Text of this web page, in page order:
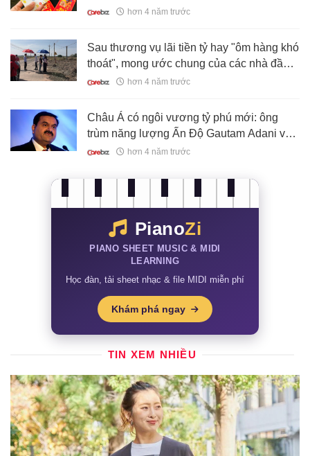
hơn 4 năm trước
Sau thương vụ lãi tiền tỷ hay "ôm hàng khó
thoát", mong ước chung của các nhà đầu
tư đầu năm: "Thị trường 2022 sẽ luôn tốt"
hơn 4 năm trước
Châu Á có ngôi vương tỷ phú mới: ông
trùm năng lượng Ấn Độ Gautam Adani với
tài sản hơn 90 tỷ USD
hơn 4 năm trước
PianoZi
PIANO SHEET MUSIC & MIDI
LEARNING
Học đàn, tải sheet nhạc & file MIDI miễn phí
Khám phá ngay
TIN XEM NHIỀU